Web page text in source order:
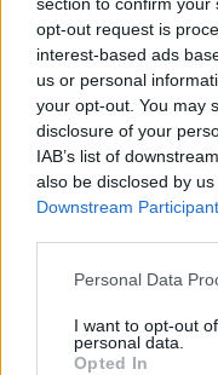
opt-out request is
interest-based ads
us or personal
your opt-out. You may
disclosure of your
IAB’s list of
also be disclosed by
Downstream
Personal Data
I want to opt-out
personal data.
Opted In
Διάβασε επίσης
Newsκαι
για την